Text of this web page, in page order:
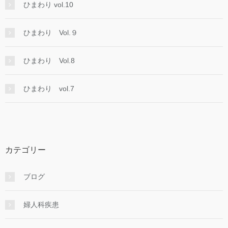
ひまわり vol.10
ひまわり Vol.９
ひまわり Vol.8
ひまわり vol.7
カテゴリー
ブログ
婦人科疾患